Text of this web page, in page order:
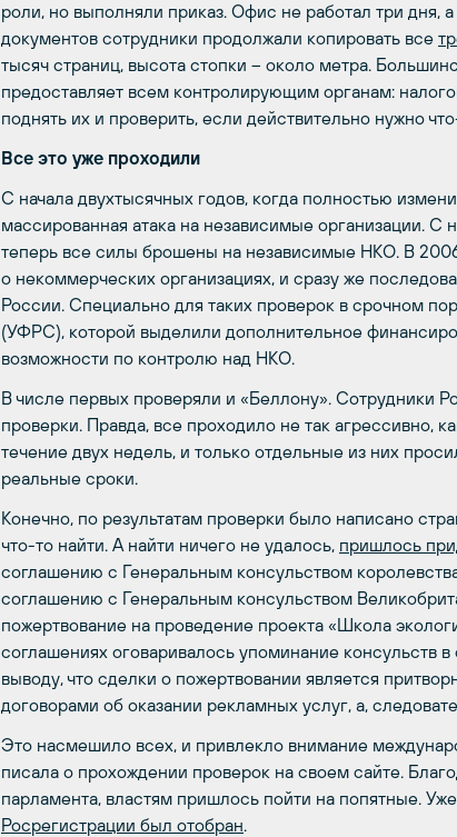
роли, но выполняли приказ. Офис не работал три
документов сотрудники продолжали копировать все
тысяч страниц, высота стопки – около метра.
предоставляет всем контролирующим органам:
поднять их и проверить, если действительно нужно
Все это уже проходили
С начала двухтысячных годов, когда полностью
массированная атака на независимые организации.
теперь все силы брошены на независимые НКО. В
о некоммерческих организациях, и сразу же
России. Специально для таких проверок в срочном
(УФРС), которой выделили дополнительное
возможности по контролю над НКО.
В числе первых проверяли и «Беллону». Сотрудники
проверки. Правда, все проходило не так агрессивно,
течение двух недель, и только отдельные из них
реальные сроки.
Конечно, по результатам проверки было написано
что-то найти. А найти ничего не удалось, пришлось
соглашению с Генеральным консульством
соглашению с Генеральным консульством
пожертвование на проведение проекта «Школа
соглашениях оговаривалось упоминание
выводу, что сделки о пожертвовании является
договорами об оказании рекламных услуг, а,
Это насмешило всех, и привлекло внимание
писала о прохождении проверок на своем сайте.
парламента, властям пришлось пойти на попятные.
Росрегистрации был отобран.